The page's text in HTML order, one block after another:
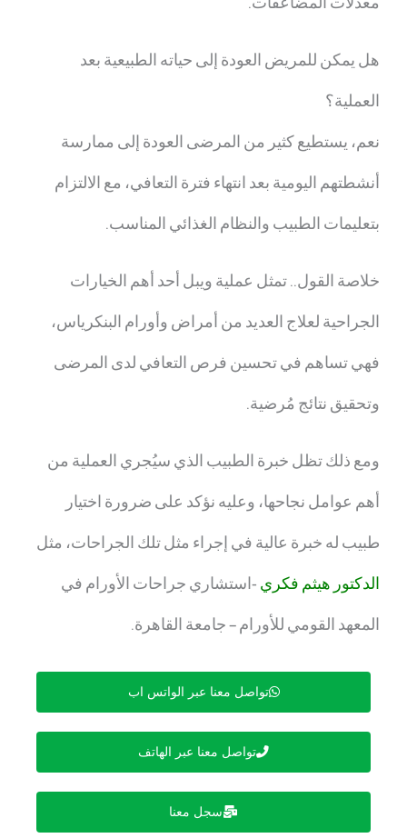
هل يمكن للمريض العودة إلى حياته الطبيعية بعد
العملية؟
نعم، يستطيع كثير من المرضى العودة إلى ممارسة
أنشطتهم اليومية بعد انتهاء فترة التعافي، مع الالتزام
بتعليمات الطبيب والنظام الغذائي المناسب.
خلاصة القول.. تمثل عملية ويبل أحد أهم الخيارات
الجراحية لعلاج العديد من أمراض وأورام البنكرياس،
فهي تساهم في تحسين فرص التعافي لدى المرضى
وتحقيق نتائج مُرضية.
ومع ذلك تظل خبرة الطبيب الذي سيُجري العملية من
أهم عوامل نجاحها، وعليه نؤكد على ضرورة اختيار
طبيب له خبرة عالية في إجراء مثل تلك الجراحات، مثل
الدكتور هيثم فكري -استشاري جراحات الأورام في
المعهد القومي للأورام – جامعة القاهرة.
تواصل معنا عبر الواتس اب
تواصل معنا عبر الهاتف
سجل معنا